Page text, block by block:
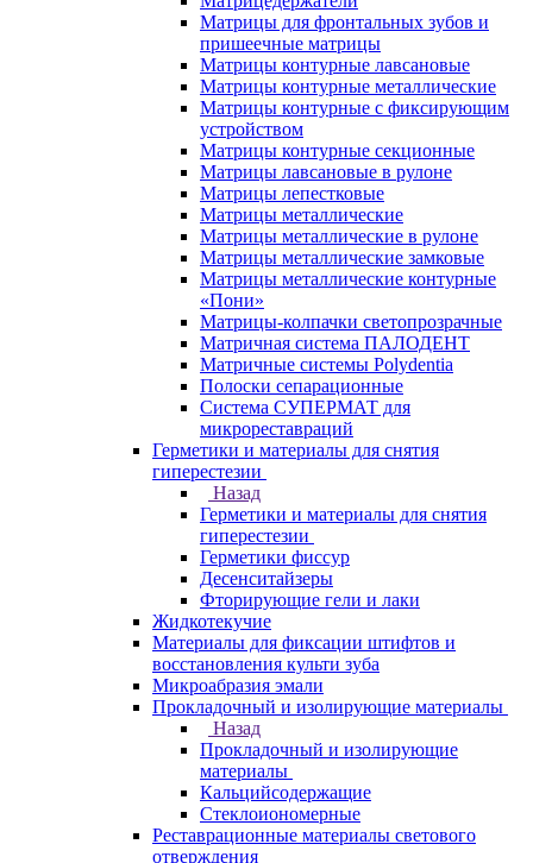
Матрицы для фронтальных зубов и
пришеечные матрицы
Матрицы контурные лавсановые
Матрицы контурные металлические
Матрицы контурные с фиксирующим
устройством
Матрицы контурные секционные
Матрицы лавсановые в рулоне
Матрицы лепестковые
Матрицы металлические
Матрицы металлические в рулоне
Матрицы металлические замковые
Матрицы металлические контурные
«Пони»
Матрицы-колпачки светопрозрачные
Матричная система ПАЛОДЕНТ
Матричные системы Polydentia
Полоски сепарационные
Система СУПЕРМАТ для
микрореставраций
Герметики и материалы для снятия
гиперестезии
Назад
Герметики и материалы для снятия
гиперестезии
Герметики фиссур
Десенситайзеры
Фторирующие гели и лаки
Жидкотекучие
Материалы для фиксации штифтов и
восстановления культи зуба
Микроабразия эмали
Прокладочный и изолирующие материалы
Назад
Прокладочный и изолирующие
материалы
Кальцийсодержащие
Стеклоиономерные
Реставрационные материалы светового
отверждения